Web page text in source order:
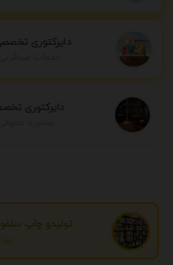
دایرکتوری
دایرکتوری
تولیدو چاپ